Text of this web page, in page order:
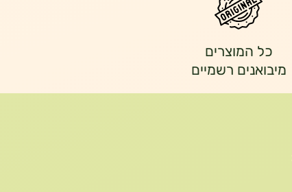
כל המוצרים
מיבואנים רשמיים